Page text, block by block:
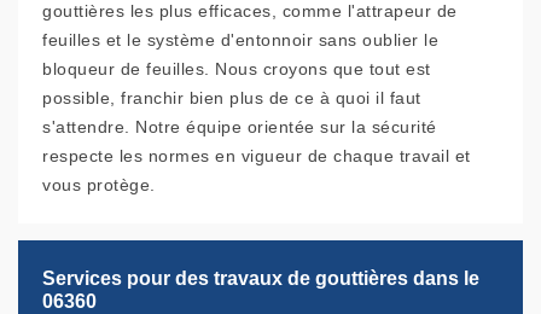
gouttières les plus efficaces, comme l'attrapeur de
feuilles et le système d'entonnoir sans oublier le
bloqueur de feuilles. Nous croyons que tout est
possible, franchir bien plus de ce à quoi il faut
s'attendre. Notre équipe orientée sur la sécurité
respecte les normes en vigueur de chaque travail et
vous protège.
Services pour des travaux de gouttières dans le
06360